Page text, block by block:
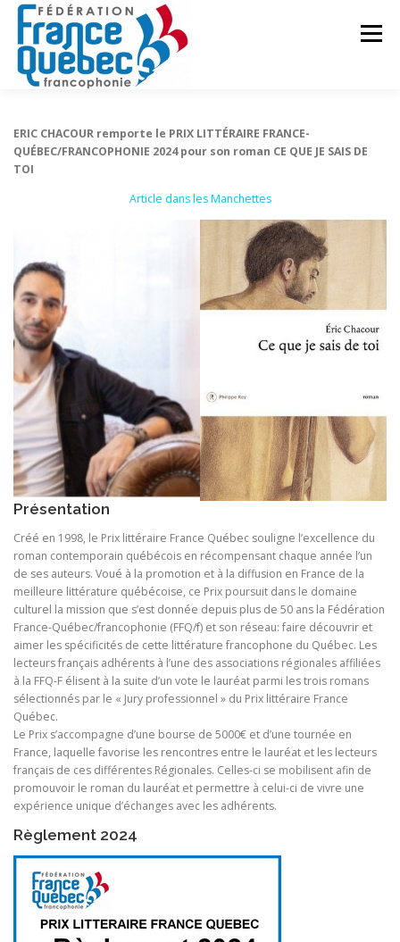
Aller
contenu
Menu
ERIC CHACOUR remporte le PRIX LITTÉRAIRE FRANCE-
QUÉBEC/FRANCOPHONIE 2024 pour son roman CE QUE JE SAIS DE
TOI
Article dans les Manchettes
Présentation
Créé en 1998, le Prix littéraire France Québec souligne l’excellence du
roman contemporain québécois en récompensant chaque année l’un
de ses auteurs. Voué à la promotion et à la diffusion en France de la
meilleure littérature québécoise, ce Prix poursuit dans le domaine
culturel la mission que s’est donnée depuis plus de 50 ans la Fédération
France-Québec/francophonie (FFQ/f) et son réseau: faire découvrir et
aimer les spécificités de cette littérature francophone du Québec. Les
lecteurs français adhérents à l’une des associations régionales affiliées
à la FFQ-F élisent à la suite d’un vote le lauréat parmi les trois romans
sélectionnés par le « Jury professionnel » du Prix littéraire France
Québec.
Le Prix s’accompagne d’une bourse de 5000€ et d’une tournée en
France, laquelle favorise les rencontres entre le lauréat et les lecteurs
français de ces différentes Régionales. Celles-ci se mobilisent afin de
promouvoir le roman du lauréat et permettre à celui-ci de vivre une
expérience unique d’échanges avec les adhérents.
Règlement 2024